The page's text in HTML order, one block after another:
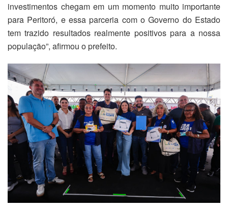
investimentos chegam em um momento muito importante
para Peritoró, e essa parceria com o Governo do Estado
tem trazido resultados realmente positivos para a nossa
população”, afirmou o prefeito.